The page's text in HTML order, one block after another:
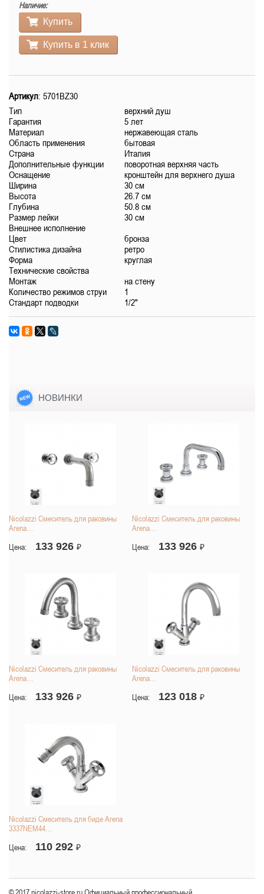
Наличие:
Купить
Купить в 1 клик
Артикул: 5701BZ30
Тип
верхний душ
Гарантия
5 лет
Материал
нержавеющая сталь
Область применения
бытовая
Страна
Италия
Дополнительные функции
поворотная верхняя часть
Оснащение
кронштейн для верхнего душа
Ширина
30 см
Высота
26.7 см
Глубина
50.8 см
Размер лейки
30 см
Внешнее исполнение
Цвет
бронза
Стилистика дизайна
ретро
Форма
круглая
Технические свойства
Монтаж
на стену
Количество режимов струи
1
Стандарт подводки
1/2"
НОВИНКИ
Nicolazzi Смеситель для раковины
Arena…
Цена: 133 926 ₽
Nicolazzi Смеситель для раковины
Arena…
Цена: 133 926 ₽
Nicolazzi Смеситель для раковины
Arena…
Цена: 133 926 ₽
Nicolazzi Смеситель для раковины
Arena…
Цена: 123 018 ₽
Nicolazzi Смеситель для биде Arena
3337NEM44…
Цена: 110 292 ₽